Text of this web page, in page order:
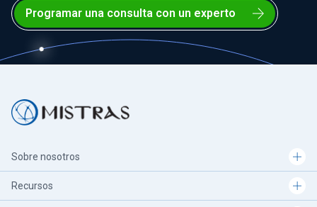
Programar una consulta con un experto
Sobre nosotros
Recursos